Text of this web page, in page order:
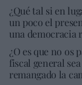
¿Qué tal si en
un poco el
una democracia
¿O es que no os
fiscal general
remangado la